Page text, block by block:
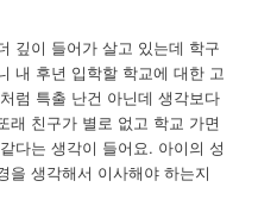
깊이 들어가 살고 있는데 학구
내 후년 입학할 학교에 대한 고
럼 특출 난건 아닌데 생각보다
래 친구가 별로 없고 학교 가면
다는 생각이 들어요. 아이의 성
을 생각해서 이사해야 하는지